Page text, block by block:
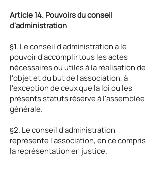
Article 14. Pouvoirs du conseil
d'administration
§1. Le conseil d'administration a le
pouvoir d'accomplir tous les actes
nécessaires ou utiles à la réalisation de
l'objet et du but de l'association, à
l'exception de ceux que la loi ou les
présents statuts réserve à l'assemblée
générale.
§2. Le conseil d'administration
représente l'association, en ce compris
la représentation en justice.